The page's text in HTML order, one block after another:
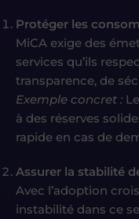
Protéger les
MiCA exige des
services qu’ils
transparence, de
Exemple concret :
à des réserves
rapide en cas de
Assurer la stabilité
Avec l’adoption
instabilité dans ce